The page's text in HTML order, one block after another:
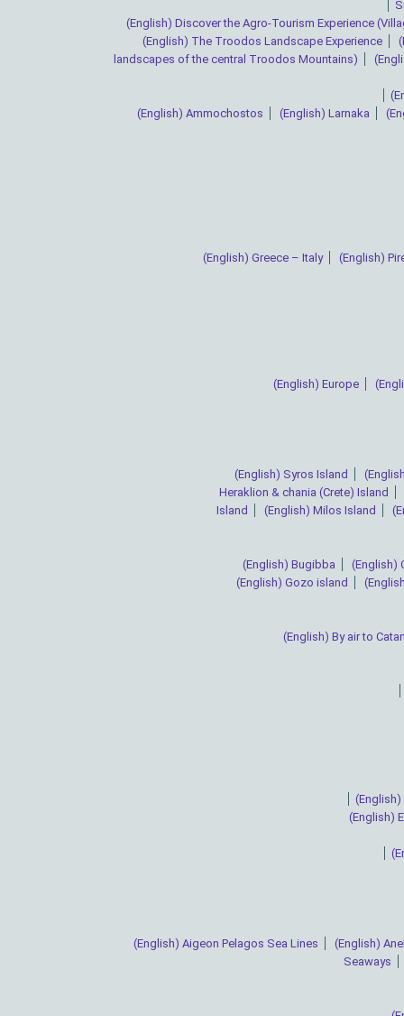
(English) Discover the Agro-Tourism Experience
(English) The Troodos Landscape Experience
landscapes of the central Troodos Mountains)
(English) Ammochostos
(English) Larnaka
(English) Greece – Italy (English)
(English) Europe
(English) Syros Island
Heraklion & chania (Crete) Island
Island
(English) Milos Island
(English) Bugibba
(English)
(English) Gozo island
(English) By air to
(English)
(English)
(English) Aigeon Pelagos Sea Lines
(English)
Seaways